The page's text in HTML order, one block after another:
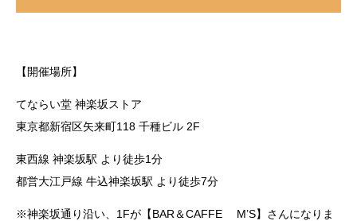
【開催場所】
てならい堂 神楽坂ストア
東京都新宿区矢来町118 千種ビル 2F
東西線 神楽坂駅 より徒歩1分
都営大江戸線 牛込神楽坂駅 より徒歩7分
※神楽坂通り沿い、1Fが【BAR＆CAFFE M’S】さんになりま